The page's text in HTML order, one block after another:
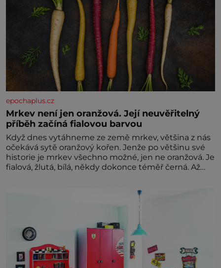
epochaplus.cz
Mrkev není jen oranžová. Její neuvěřitelný
příběh začíná fialovou barvou
Když dnes vytáhneme ze země mrkev, většina z nás
očekává sytě oranžový kořen. Jenže po většinu své
historie je mrkev všechno možné, jen ne oranžová. Je
fialová, žlutá, bílá, někdy dokonce téměř černá. Až
nedokážeme představit. Její příběh je